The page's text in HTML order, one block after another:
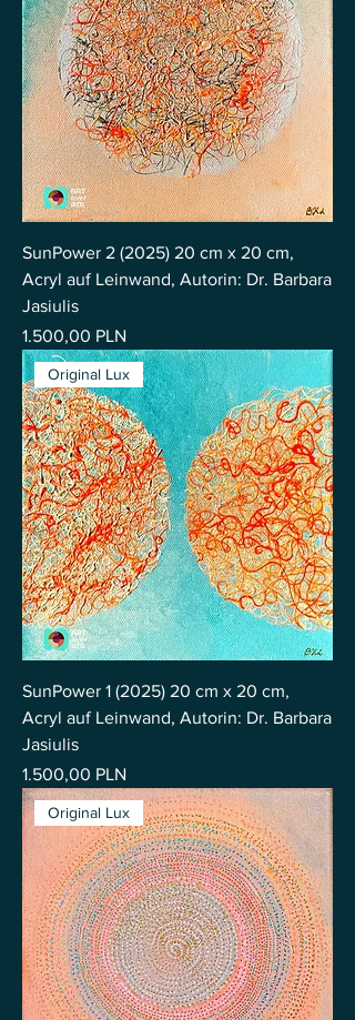
SunPower 2 (2025) 20 cm x 20 cm,
Acryl auf Leinwand, Autorin: Dr. Barbara
Jasiulis
Preis
1.500,00 PLN
Original Lux
SunPower 1 (2025) 20 cm x 20 cm,
Acryl auf Leinwand, Autorin: Dr. Barbara
Jasiulis
Preis
1.500,00 PLN
Original Lux